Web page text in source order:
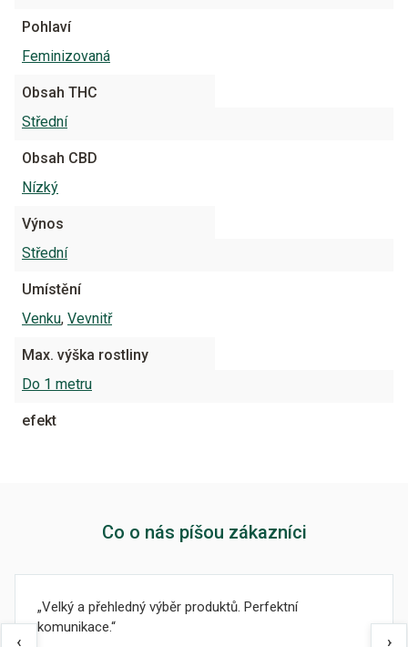
Pohlaví
Feminizovaná
Obsah THC
Střední
Obsah CBD
Nízký
Výnos
Střední
Umístění
Venku, Vevnitř
Max. výška rostliny
Do 1 metru
efekt
Co o nás píšou zákazníci
‹
Velký a přehledný výběr produktů. Perfektní
komunikace.
›